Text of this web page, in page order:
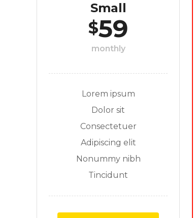
Small
$59
monthly
Lorem ipsum
Dolor sit
Consectetuer
Adipiscing elit
Nonummy nibh
Tincidunt